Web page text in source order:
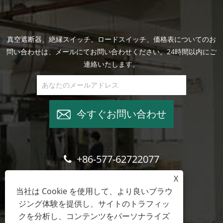
真空遮断器、絶縁スイッチ、ロードスイッチ、価格表についてのお
問い合わせは、メールにてお問い合わせください。24時間以内にご
連絡いたします。
今すぐお問い合わせ
+86-577-62722077
X
当社は Cookie を使用して、より良いブラウ
ジング体験を提供し、サイトのトラフィッ
クを分析し、コンテンツをパーソナライズ